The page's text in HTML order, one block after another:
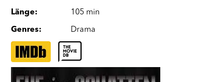
Länge: 105 min
Genres: Drama